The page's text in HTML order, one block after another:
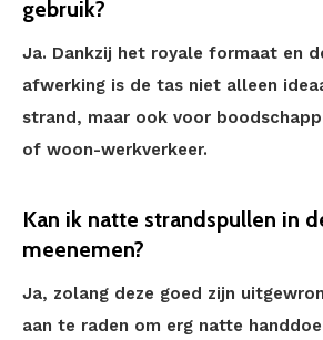
gebruik?
Ja. Dankzij het royale formaat en
afwerking is de tas niet alleen
strand, maar ook voor
of woon-werkverkeer.
Kan ik natte strandspullen in
meenemen?
Ja, zolang deze goed zijn
aan te raden om erg natte